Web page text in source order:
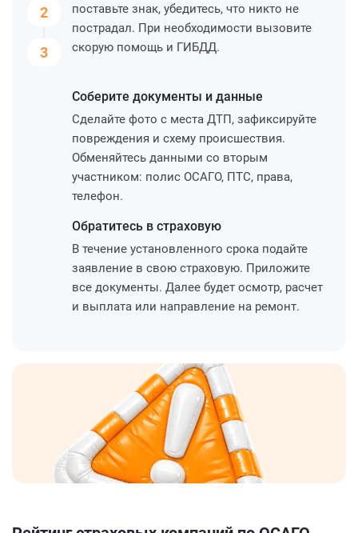
2
3
поставьте знак, убедитесь, что никто не
пострадал. При необходимости вызовите
скорую помощь и ГИБДД.
Соберите документы и данные
Сделайте фото с места ДТП, зафиксируйте
повреждения и схему происшествия.
Обменяйтесь данными со вторым
участником: полис ОСАГО, ПТС, права,
телефон.
Обратитесь в страховую
В течение установленного срока подайте
заявление в свою страховую. Приложите
все документы. Далее будет осмотр, расчет
и выплата или направление на ремонт.